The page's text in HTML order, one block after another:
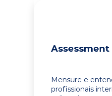
Assessment
Mensure e
profissionais